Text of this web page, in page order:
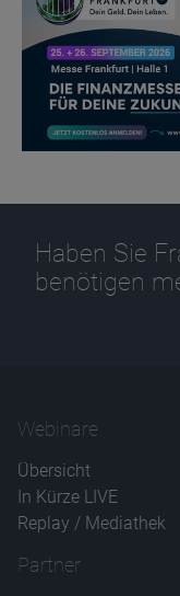
Haben Sie
benötigen
Webinare
Übersicht
In Kürze LIVE
Replay / Mediathek
Partner
Name
CPref
Anbieter D&C
Zweck
Ablauf
1 Jahr